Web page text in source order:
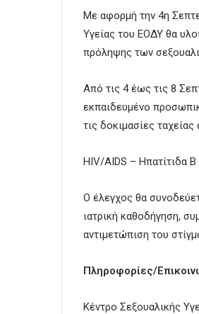
Με αφορμή την 4η
Υγείας του ΕΟΔΥ θα
πρόληψης των
Aπό τις 4 έως τις 8
εκπαιδευμένο
τις δοκιμασίες
HIV/AIDS – Ηπατίτιδα
Ο έλεγχος θα
ιατρική καθοδήγηση,
αντιμετώπιση του
Πληροφορίες/
Κέντρο Σεξουαλικής